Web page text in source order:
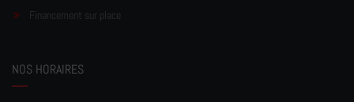
Financement sur place
NOS HORAIRES